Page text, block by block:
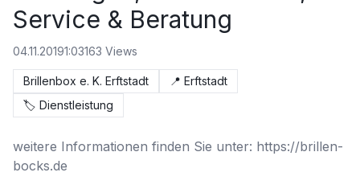
Service & Beratung
04.11.20191:03163 Views
Brillenbox e. K. Erftstadt 📍 Erftstadt
🏷️ Dienstleistung
weitere Informationen finden Sie unter: https://brillen-
bocks.de